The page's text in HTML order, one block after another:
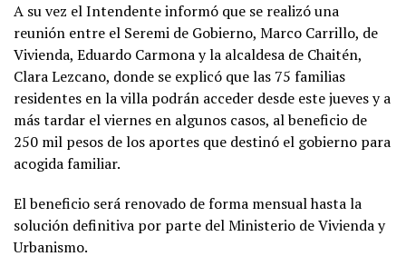
A su vez el Intendente informó que se realizó una
reunión entre el Seremi de Gobierno, Marco Carrillo, de
Vivienda, Eduardo Carmona y la alcaldesa de Chaitén,
Clara Lezcano, donde se explicó que las 75 familias
residentes en la villa podrán acceder desde este jueves y a
más tardar el viernes en algunos casos, al beneficio de
250 mil pesos de los aportes que destinó el gobierno para
acogida familiar.
El beneficio será renovado de forma mensual hasta la
solución definitiva por parte del Ministerio de Vivienda y
Urbanismo.